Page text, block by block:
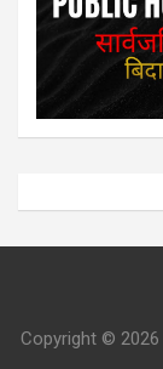
Copyright © 2026